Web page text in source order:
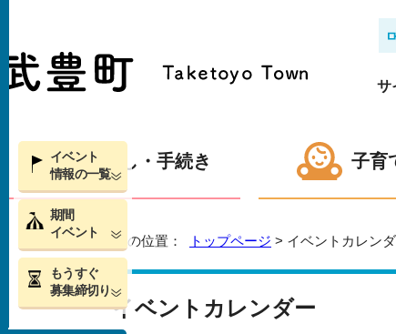
サ
くらし・手続き 子育
現在の位置： トップページ > イベントカレン
イベントカレンダー
イベント
情報の一覧
期間
イベント
もうすぐ
募集締切り